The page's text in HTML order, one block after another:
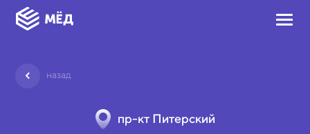
назад
пр-кт Питерский